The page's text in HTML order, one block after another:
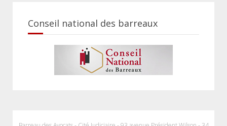
Conseil national des barreaux